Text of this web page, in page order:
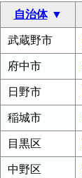
自治体
武蔵野市
府中市
日野市
稲城市
目黒区
中野区